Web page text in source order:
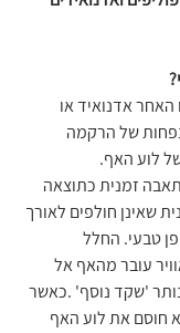
אדנואיד או
של הרקמה
לוע האף.
זמנית כתוצאה
שאינן חולפים לאורך
טבעי. החלל
עובר מהאף אל
'שקד נוסף' .כאשר
חוסם את לוע האף